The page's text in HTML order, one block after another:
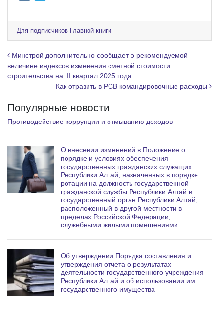
e
g
r
a
m
Для подписчиков Главной книги
Навигация по записям
Минстрой дополнительно сообщает о рекомендуемой
величине индексов изменения сметной стоимости
строительства на III квартал 2025 года
Как отразить в РСВ командировочные расходы
Популярные новости
Противодействие коррупции и отмыванию доходов
О внесении изменений в Положение о
порядке и условиях обеспечения
государственных гражданских служащих
Республики Алтай, назначенных в порядке
ротации на должность государственной
гражданской службы Республики Алтай в
государственный орган Республики Алтай,
расположенный в другой местности в
пределах Российской Федерации,
служебными жилыми помещениями
Об утверждении Порядка составления и
утверждения отчета о результатах
деятельности государственного учреждения
Республики Алтай и об использовании им
государственного имущества